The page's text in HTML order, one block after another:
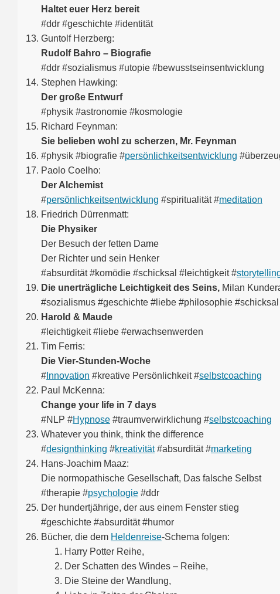
Haltet euer Herz bereit
#ddr #geschichte #identität
Guntolf Herzberg:
Rudolf Bahro – Biografie
#ddr #sozialismus #utopie #bewusstseinsentwicklung
Stephen Hawking:
Der große Entwurf
#physik #astronomie #kosmologie
Richard Feynman:
Sie belieben wohl zu scherzen, Mr. Feynman
#physik #biografie #persönlichkeitsentwicklung
Paolo Coelho:
Der Alchemist
#persönlichkeitsentwicklung #spiritualität #meditation
Friedrich Dürrenmatt:
Die Physiker
Der Besuch der fetten Dame
Der Richter und sein Henker
#absurdität #komödie #schicksal #leichtigkeit #
Die unerträgliche Leichtigkeit des Seins, Milan
#sozialismus #geschichte #liebe #philosophie
Harold & Maude
#leichtigkeit #liebe #erwachsenwerden
Tim Ferris:
Die Vier-Stunden-Woche
# Innovation #kreative Persönlichkeit #selbstcoaching
Paul McKenna:
Change your life in 7 days
#NLP #Hypnose #traumverwirklichung #selbstcoaching
Whatever you think, think the difference
#designthinking #kreativität#absurdität #marketing
Hans-Joachim Maaz:
Die normopathische Gesellschaft, Das falsche Selbst
#therapie #psychologie #ddr
Der hundertjährige, der aus einem Fenster stieg
#geschichte #absurdität #humor
Bücher, die dem Heldenreise-Schema folgen:
Harry Potter Reihe,
Der Schatten des Windes – Reihe,
Die Steine der Wandlung,